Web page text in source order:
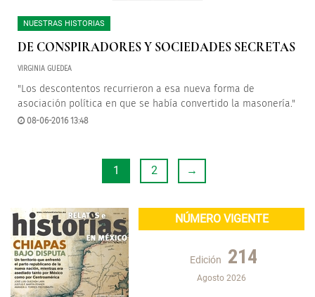
NUESTRAS HISTORIAS
DE CONSPIRADORES Y SOCIEDADES SECRETAS
VIRGINIA GUEDEA
"Los descontentos recurrieron a esa nueva forma de
asociación política en que se había convertido la masonería."
08-06-2016 13:48
1 2 →
NÚMERO VIGENTE
Edición 214
Agosto 2026